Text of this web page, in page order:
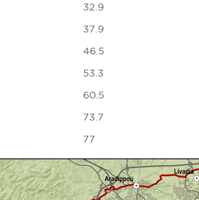
32.9
37.9
46.5
53.3
60.5
73.7
77